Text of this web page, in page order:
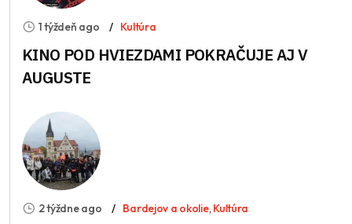
1 týždeň ago Kultúra
KINO POD HVIEZDAMI POKRAČUJE AJ V
AUGUSTE
2 týždne ago Bardejov a okolie,Kultúra